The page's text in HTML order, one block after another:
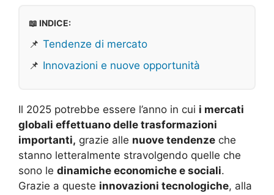
📖 INDICE:
📌 Tendenze di mercato
📌 Innovazioni e nuove opportunità
Il 2025 potrebbe essere l’anno in cui i mercati
globali effettuano delle trasformazioni
importanti, grazie alle nuove tendenze che
stanno letteralmente stravolgendo quelle che
sono le dinamiche economiche e sociali.
Grazie a queste innovazioni tecnologiche, alla